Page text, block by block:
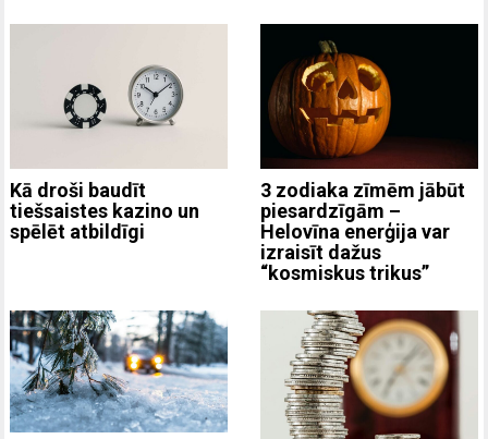
Kā droši baudīt
tiešsaistes kazino un
spēlēt atbildīgi
3 zodiaka zīmēm jābūt
piesardzīgām –
Helovīna enerģija var
izraisīt dažus
“kosmiskus trikus”